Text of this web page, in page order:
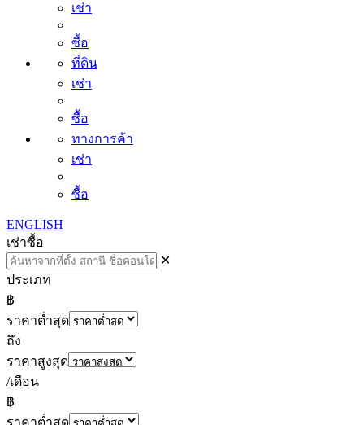
เช่า
ซื้อ
ที่ดิน
เช่า
ซื้อ
ทางการค้า
เช่า
ซื้อ
ENGLISH
เช่าซื้อ
✕
ประเภท
฿
ราคาต่ำสุด
ถึง
ราคาสูงสุด
/เดือน
฿
ราคาต่ำสุด